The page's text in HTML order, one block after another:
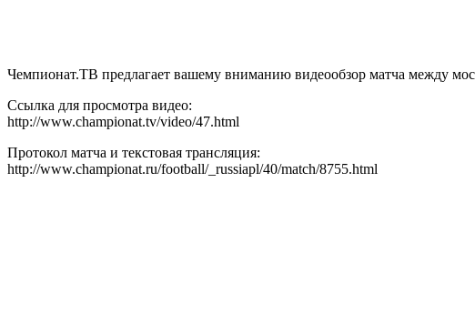
Чемпионат.ТВ предлагает вашему вниманию видеообзор матча между
Ссылка для просмотра видео:
http://www.championat.tv/video/47.html
Протокол матча и текстовая трансляция:
http://www.championat.ru/football/_russiapl/40/match/8755.html